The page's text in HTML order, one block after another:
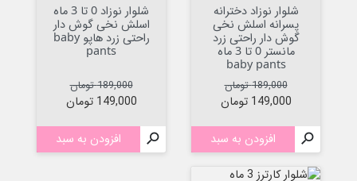
شلوار نوزاد دخترانه
پسرانه اسلش نخی
گوش دار راحتی زرد
مانستر 0 تا 3 ماه
baby pants
قیمت عادی
189,000 تومان
قیمت
149,000 تومان
 افزودن به سبد
شلوار نوزاد 0 تا 3 ماه
اسلش نخی گوش دار
راحتی زرد هاپو baby
pants
قیمت عادی
189,000 تومان
قیمت
149,000 تومان
 افزودن به سبد